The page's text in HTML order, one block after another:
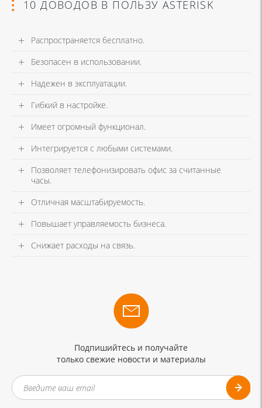
10 ДОВОДОВ В ПОЛЬЗУ ASTERISK
Распространяется бесплатно.
Безопасен в использовании.
Надежен в эксплуатации.
Гибкий в настройке.
Имеет огромный функционал.
Интегрируется с любыми системами.
Позволяет телефонизировать офис за считанные
часы.
Отличная масштабируемость.
Повышает управляемость бизнеса.
Снижает расходы на связь.
Подпишийтесь и получайте
только свежие новости и материалы